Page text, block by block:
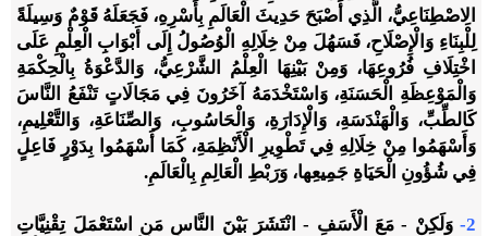
الِاصْطِنَاعِيُّ، الَّذِي أَصْبَحَ حَدِيثَ الْعَالَمِ بِأَسْرِهِ، فَجَعَلَهُ قَوْمٌ وَسِيلَةً
لِلْبِنَاءِ وَالْإِصْلَاحِ، فَسَهُلَ مِنْ خِلَالِهِ الْوُصُولُ إِلَى أَبْوَابِ الْعِلْمِ عَلَى
اخْتِلَافِ فُرُوعِهَا، وَمِنْ بَيْنِهَا الْعِلْمُ الشَّرْعِيُّ، وَالدَّعْوَةُ بِالْحِكْمَةِ
وَالْمَوْعِظَةِ الْحَسَنَةِ، وَاسْتَخْدَمَهُ آخَرُونَ فِي مَجَالَاتٍ تَنْفَعُ النَّاسَ
كَالطِّبِّ، وَالْهَنْدَسَةِ، وَالْإِدَارَةِ، وَالْحَاسُوبِ، وَالصِّنَاعَةِ، وَالتَّعْلِيمِ،
وَأَسْهَمُوا مِنْ خِلَالِهِ فِي تَطْوِيرِ الْأَنْظِمَةِ، كَمَا أَسْهَمُوا بِدَوْرٍ فَاعِلٍ
فِي شُؤُونِ الْحَيَاةِ جَمِيعِها، وَرَبْطِ الْعَالِمِ بِالْعَالَمِ.
2-
وَلَكِنْ - مَعَ الْأَسَفِ - انْتَشَرَ بَيْنَ النَّاسِ مَنِ اسْتَعْمَلَ تِقْنِيَّاتِ